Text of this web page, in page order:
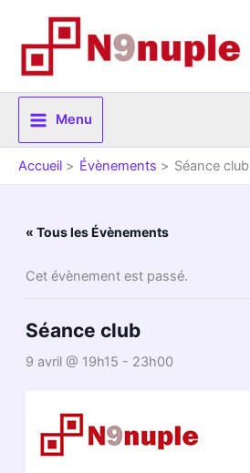
contenu
Menu
Accueil Évènements Séance club
« Tous les Évènements
Cet évènement est passé.
Séance club
9 avril @ 19h15 - 23h00